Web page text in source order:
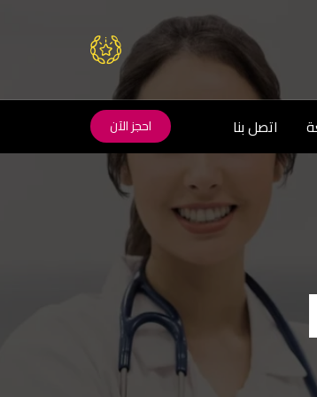
اتصل بنا احجز الآن